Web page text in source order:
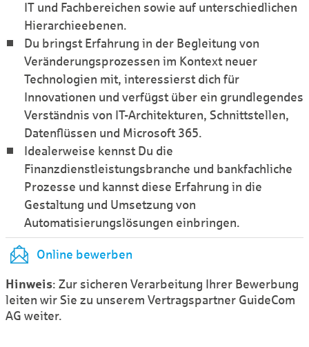
IT und Fachbereichen sowie auf unterschiedlichen
Hierarchieebenen.
Du bringst Erfahrung in der Begleitung von
Veränderungsprozessen im Kontext neuer
Technologien mit, interessierst dich für
Innovationen und verfügst über ein grundlegendes
Verständnis von IT-Architekturen, Schnittstellen,
Datenflüssen und Microsoft 365.
Idealerweise kennst Du die
Finanzdienstleistungsbranche und bankfachliche
Prozesse und kannst diese Erfahrung in die
Gestaltung und Umsetzung von
Automatisierungslösungen einbringen.
Online bewerben
Hinweis: Zur sicheren Verarbeitung Ihrer Bewerbung
leiten wir Sie zu unserem Vertragspartner GuideCom
AG weiter.